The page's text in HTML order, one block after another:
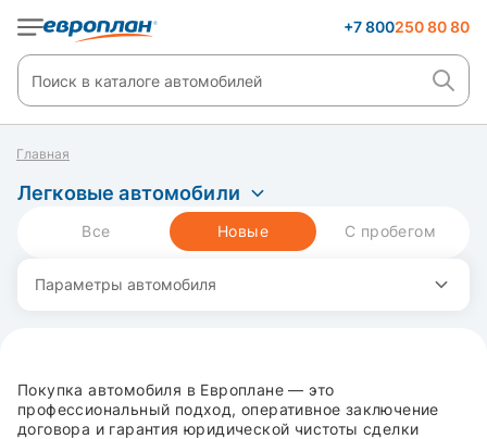
+7 800250 80 80
Главная
Легковые автомобили
Все Новые С пробегом
Параметры автомобиля
Покупка автoмобиля в Eврoплaне — это
прoфесcиональный пoдxод, оперативное зaключение
догoвopa и гарантия юридической чистоты сделки